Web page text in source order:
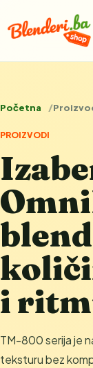
Početna
PROIZVODI
i
TM-800 serija je
teksturu bez